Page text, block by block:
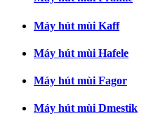
Máy hút mùi Kaff
Máy hút mùi Hafele
Máy hút mùi Fagor
Máy hút mùi Dmestik